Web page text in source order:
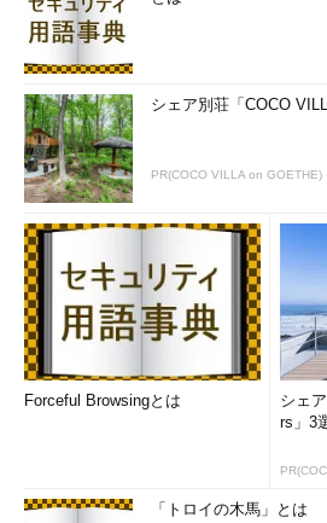
シェア別荘「COCO
PR(COCO VILLA on GOETHE)
Forceful Browsingとは
シェ
rs」3
「トロイの木馬」とは